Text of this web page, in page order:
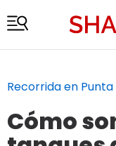
Recorrida en
Cómo